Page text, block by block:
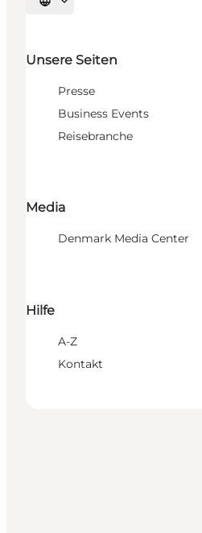
Sprache auswählen
Unsere Seiten
Presse
Business Events
Reisebranche
Media
Denmark Media Center
Hilfe
A-Z
Kontakt